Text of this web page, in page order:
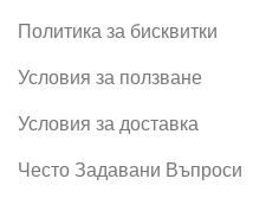
Политика за бисквитки
Условия за ползване
Условия за доставка
Често Задавани Въпроси